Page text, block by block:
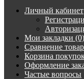
Личный кабинет
Мои закладки (0)
Сравнение
Корзина
Оформление
Частые вопросы